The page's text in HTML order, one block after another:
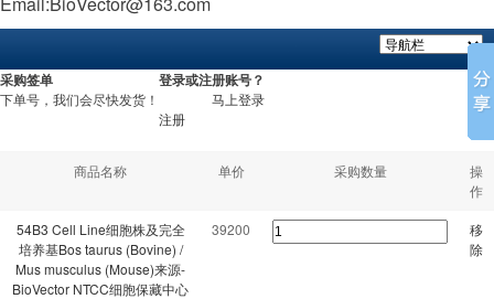
采购签单
下单号，我们会尽快发货！
登录或注册账号？
马上登录
注册
商品名称 单价 采购数量
操
作
54B3 Cell Line细胞株及完全
培养基Bos taurus (Bovine) /
Mus musculus (Mouse)来源-
BioVector NTCC细胞保藏中心
39200
移
除